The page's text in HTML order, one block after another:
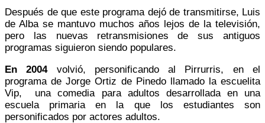
Después de que este programa dejó de transmitirse, Luis
de Alba se mantuvo muchos años lejos de la televisión,
pero las nuevas retransmisiones de sus antiguos
programas siguieron siendo populares.
En 2004volvió, personificando al Pirrurris, en el
programa de Jorge Ortiz de Pinedo llamado la escuelita
Vip, una comedia para adultos desarrollada en una
escuela primaria en la que los estudiantes son
personificados por actores adultos.